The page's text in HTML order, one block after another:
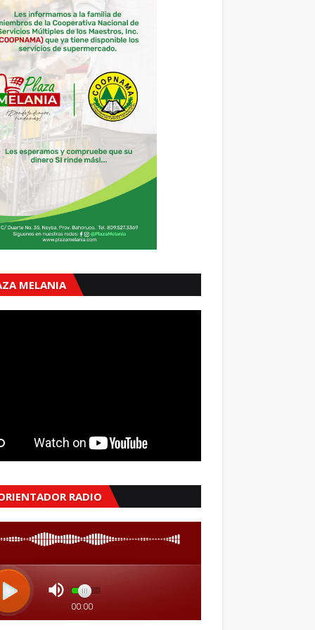
MELANIA
RADIO